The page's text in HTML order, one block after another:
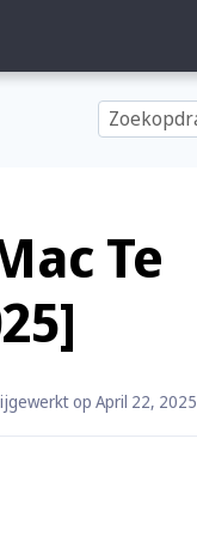
Te
op April 22, 2025